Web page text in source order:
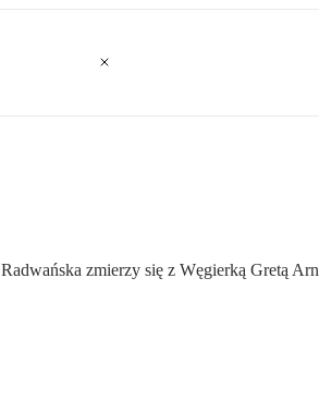
zmierzy się z Węgierką Gretą Arn